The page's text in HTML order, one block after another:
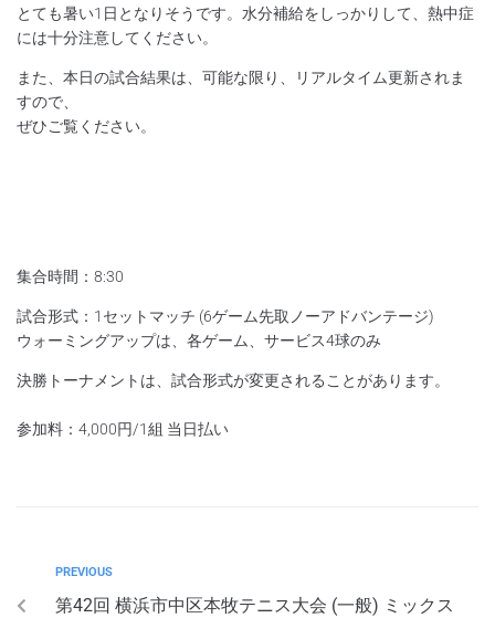
とても暑い1日となりそうです。水分補給をしっかりして、熱中症
には十分注意してください。
また、本日の試合結果は、可能な限り、リアルタイム更新されま
すので、
ぜひご覧ください。
集合時間：8:30
試合形式：1セットマッチ (6ゲーム先取ノーアドバンテージ)
ウォーミングアップは、各ゲーム、サービス4球のみ
決勝トーナメントは、試合形式が変更されることがあります。
参加料：4,000円/1組 当日払い
PREVIOUS
第42回 横浜市中区本牧テニス大会 (一般) ミックス